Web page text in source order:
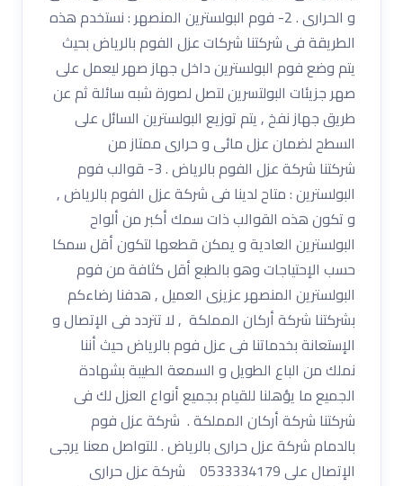
و الحرارى . 2- فوم البولسترين المنصهر : نستخدم هذه
الطريقة فى شركتنا شركات عزل الفوم بالرياض بحيث
يتم وضع فوم البولسترين داخل جهاز صهر ليعمل على
صهر جزيئات البولتسرين لتصل لصورة شبه سائلة ثم عن
طريق جهاز نفخ , يتم توزيع البولسترين السائل على
السطح لضمان عزل مائى و حرارى ممتاز من
شركتنا شركة عزل الفوم بالرياض . 3- قوالب فوم
البولسترين : متاح لدينا فى شركة عزل الفوم بالرياض ,
و تكون هذه القوالب ذات سمك أكبر من ألواح
البولسترين العادية و يمكن قطعها لتكون أقل سمكا
حسب الإحتياجات وهو بالطبع أقل كثافة من فوم
البولسترين المنصهر عزيزى العميل , هدفنا رضاءكم
بشركتنا شركة أركان المملكة , لا تتردد فى الإتصال و
الإستعانة بخدماتنا فى عزل فوم بالرياض حيث أننا
نملك من الباع الطويل و السمعة الطيبة بشهادة
الجميع ما يؤهلنا للقيام بجميع أنواع العزل لك فى
شركتنا شركة أركان المملكة . شركة عزل فوم
بالدمام شركة عزل حرارى بالرياض . للتواصل معنا يرجى
الإتصال على 0533334179 شركة عزل حرارى